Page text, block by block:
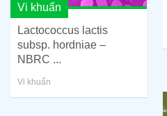
Vi khuẩn
Lactococcus lactis
subsp. hordniae –
NBRC ...
Vi khuẩn